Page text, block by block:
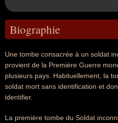
Biographie
Une tombe consacrée à un soldat
provient de la Première Guerre
plusieurs pays. Habituellement, la
soldat mort sans identification et
identifier.
La première tombe du Soldat